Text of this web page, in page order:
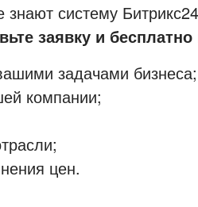
систему
заявку и
задачами бизнеса;
компании;
цен.